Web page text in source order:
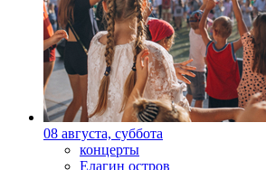
08 августа, суббота
концерты
Елагин остров